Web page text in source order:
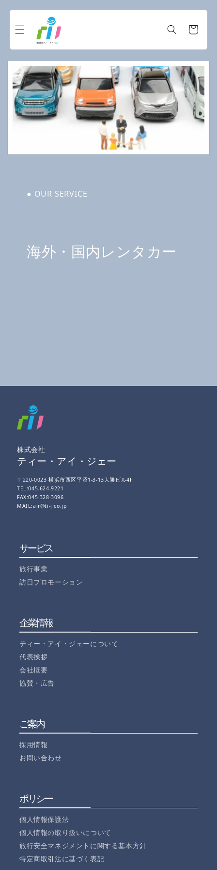
ンツに
ー
● OUR SERVICE
海外・国内レンタカー
株式会社
ティー・アイ・ジェー
〒220-0023 横浜市西区平沼1-3-13大勝ビル4F
TEL:045-624-9221
FAX:045-328-3096
MAIL:air@ti-j.co.jp
サービス
旅行事業
訪日プロモーション
企業情報
ティー・アイ・ジェーについて
代表挨拶
会社概要
協賛・広告
ご案内
採用情報
お問い合わせ
ポリシー
個人情報保護法
個人情報の取り扱いについて
旅行安全マネジメントに関する基本方針
特定商取引法に基づく表記